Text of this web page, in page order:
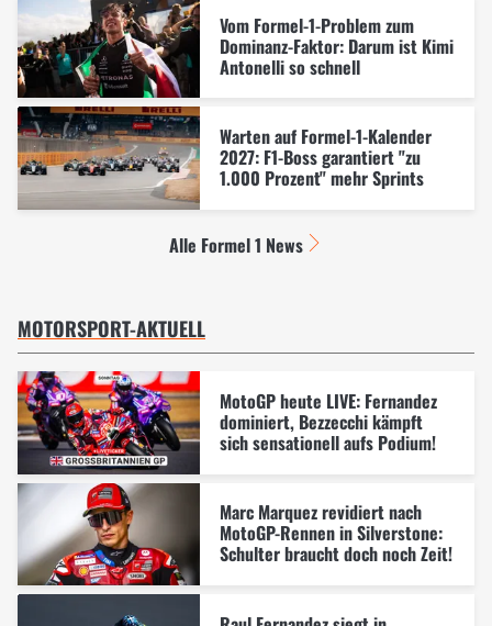
Vom Formel-1-Problem zum
Dominanz-Faktor: Darum ist Kimi
Antonelli so schnell
Warten auf Formel-1-Kalender
2027: F1-Boss garantiert "zu
1.000 Prozent" mehr Sprints
Alle Formel 1 News
MOTORSPORT-AKTUELL
MotoGP heute LIVE: Fernandez
dominiert, Bezzecchi kämpft
sich sensationell aufs Podium!
Marc Marquez revidiert nach
MotoGP-Rennen in Silverstone:
Schulter braucht doch noch Zeit!